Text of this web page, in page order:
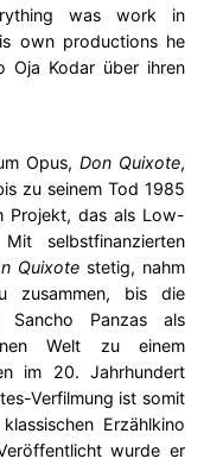
was work in
own productions he
Oja Kodar über ihren
Opus,Don Quixote,
zu seinem Tod 1985
Projekt, das als Low-
selbstfinanzierten
Quixote stetig, nahm
zusammen, bis die
Sancho Panzas als
Welt zu einem
im 20. Jahrhundert
Verfilmung ist somit
Erzählkino
wurde er